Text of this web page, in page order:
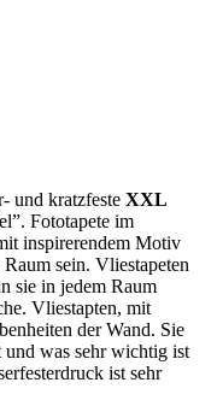
und kratzfeste XXL
Fototapete im
inspirerendem Motiv
sein. Vliestapeten
sie in jedem Raum
Vliestapten, mit
der Wand. Sie
und was sehr wichtig ist
ist sehr